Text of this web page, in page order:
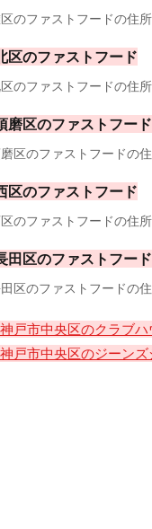
のファストフードの住
区のファストフード
のファストフードの住
磨区のファストフード
区のファストフードの
区のファストフード
のファストフードの住
田区のファストフード
区のファストフードの
神戸市中央区のクラブハ
神戸市中央区のジーン